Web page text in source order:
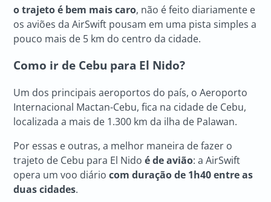
o trajeto é bem mais caro, não é feito diariamente e
os aviões da AirSwift pousam em uma pista simples a
pouco mais de 5 km do centro da cidade.
Como ir de Cebu para El Nido?
Um dos principais aeroportos do país, o Aeroporto
Internacional Mactan-Cebu, fica na cidade de Cebu,
localizada a mais de 1.300 km da ilha de Palawan.
Por essas e outras, a melhor maneira de fazer o
trajeto de Cebu para El Nidoé de avião: a AirSwift
opera um voo diáriocom duração de 1h40 entre as
duas cidades.